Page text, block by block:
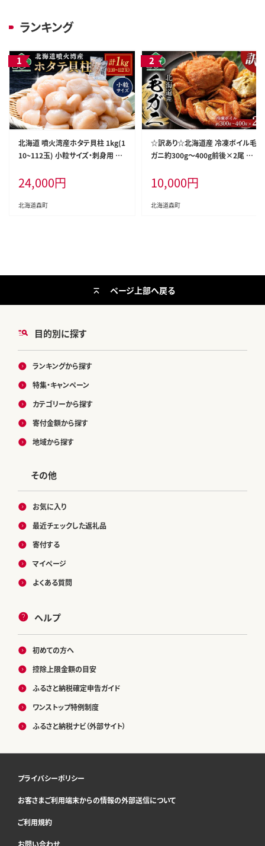
ランキング
北海道 噴火湾産ホタテ貝柱 1kg(1
10~112玉) 小粒サイズ・刺身用 海
て 魚介類 貝 北海道 刺身 海鮮 1kg
mr1-1332
24,000円
北海道森町
☆訳あり☆北海道産 冷凍ボイル毛
ガニ約300g～400g前後×2尾 ＜
ニ 蟹 ガニ がに 森町 ふるさと納税
北海道 毛蟹 毛かに 毛ガニ 毛カニ
mr1-1463
10,000円
北海道森町
目的別に探す
ランキングから探す
特集・キャンペーン
カテゴリーから探す
寄付金額から探す
地域から探す
その他
お気に入り
最近チェックした返礼品
寄付する
マイページ
よくある質問
ヘルプ
初めての方へ
控除上限金額の目安
ふるさと納税確定申告ガイド
ワンストップ特例制度
ふるさと納税ナビ（外部サイト）
ページ上部へ戻る
プライバシーポリシー
お客さまご利用端末からの情報の外部送信について
ご利用規約